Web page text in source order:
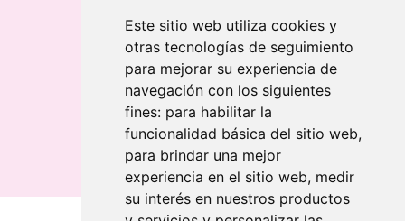
Este sitio web utiliza cookies y
otras tecnologías de seguimiento
para mejorar su experiencia de
navegación con los siguientes
fines: para habilitar la
funcionalidad básica del sitio web,
para brindar una mejor
experiencia en el sitio web, medir
su interés en nuestros productos
Chaveiro retangular em madeira clara
Banderolas
Bandeiras publicitárias
Bandeiras publicitárias
Bandeiras publicitárias